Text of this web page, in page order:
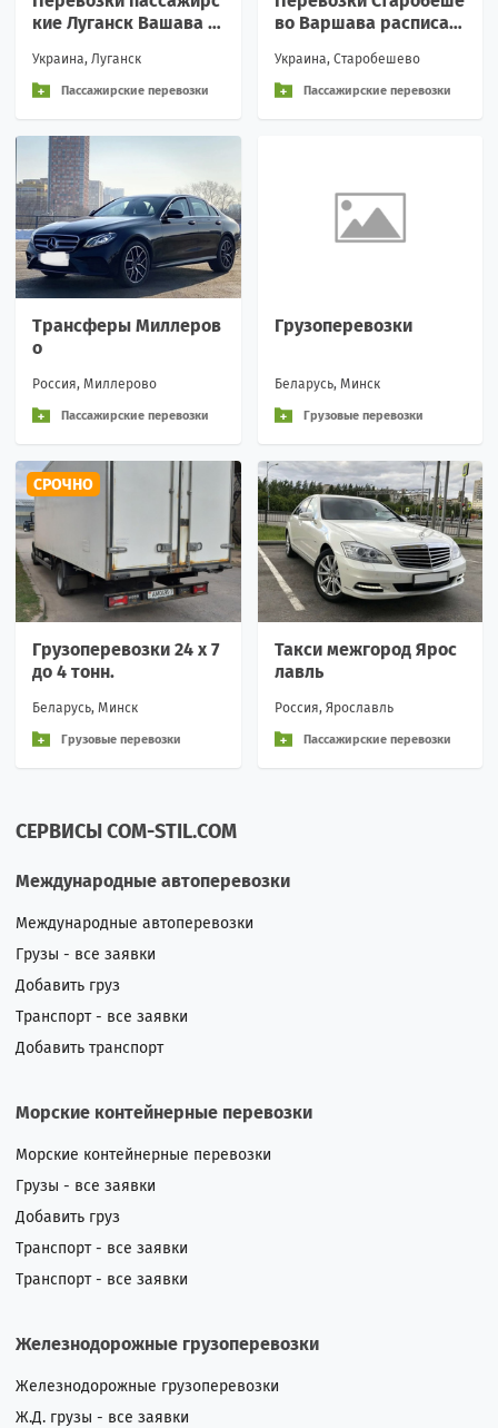
кие Луганск Вашава б
на автобус Луганск
Украина, Луганск
Пассажирские перевозки
во Варшава расписан
Украина, Старобешево
Пассажирские перевозки
Трансферы Миллеров
о
Россия, Миллерово
Пассажирские перевозки
Грузоперевозки
Беларусь, Минск
Грузовые перевозки
СРОЧНО
Грузоперевозки 24 х 7
до 4 тонн.
Беларусь, Минск
Грузовые перевозки
Такси межгород Ярос
лавль
Россия, Ярославль
Пассажирские перевозки
СЕРВИСЫ COM-STIL.COM
Международные автоперевозки
Международные автоперевозки
Грузы - все заявки
Добавить груз
Транспорт - все заявки
Добавить транспорт
Морские контейнерные перевозки
Морские контейнерные перевозки
Грузы - все заявки
Добавить груз
Транспорт - все заявки
Транспорт - все заявки
Железнодорожные грузоперевозки
Железнодорожные грузоперевозки
Ж.Д. грузы - все заявки